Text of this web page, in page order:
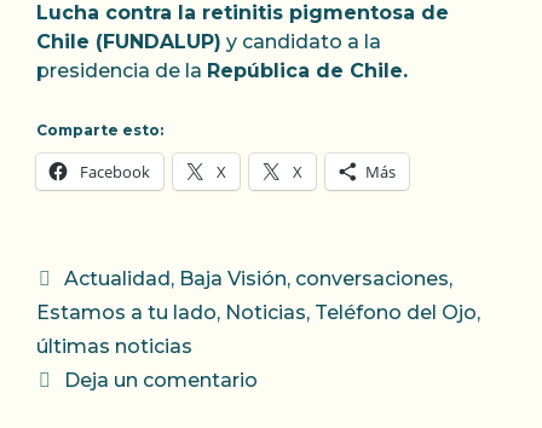
Lucha contra la retinitis pigmentosa de
Chile (FUNDALUP) y candidato a la
presidencia de la República de Chile.
Comparte esto:
Facebook X X Más
Categorías
Actualidad , Baja Visión, conversaciones,
Estamos a tu lado, Noticias, Teléfono del Ojo,
últimas noticias
Deja un comentario